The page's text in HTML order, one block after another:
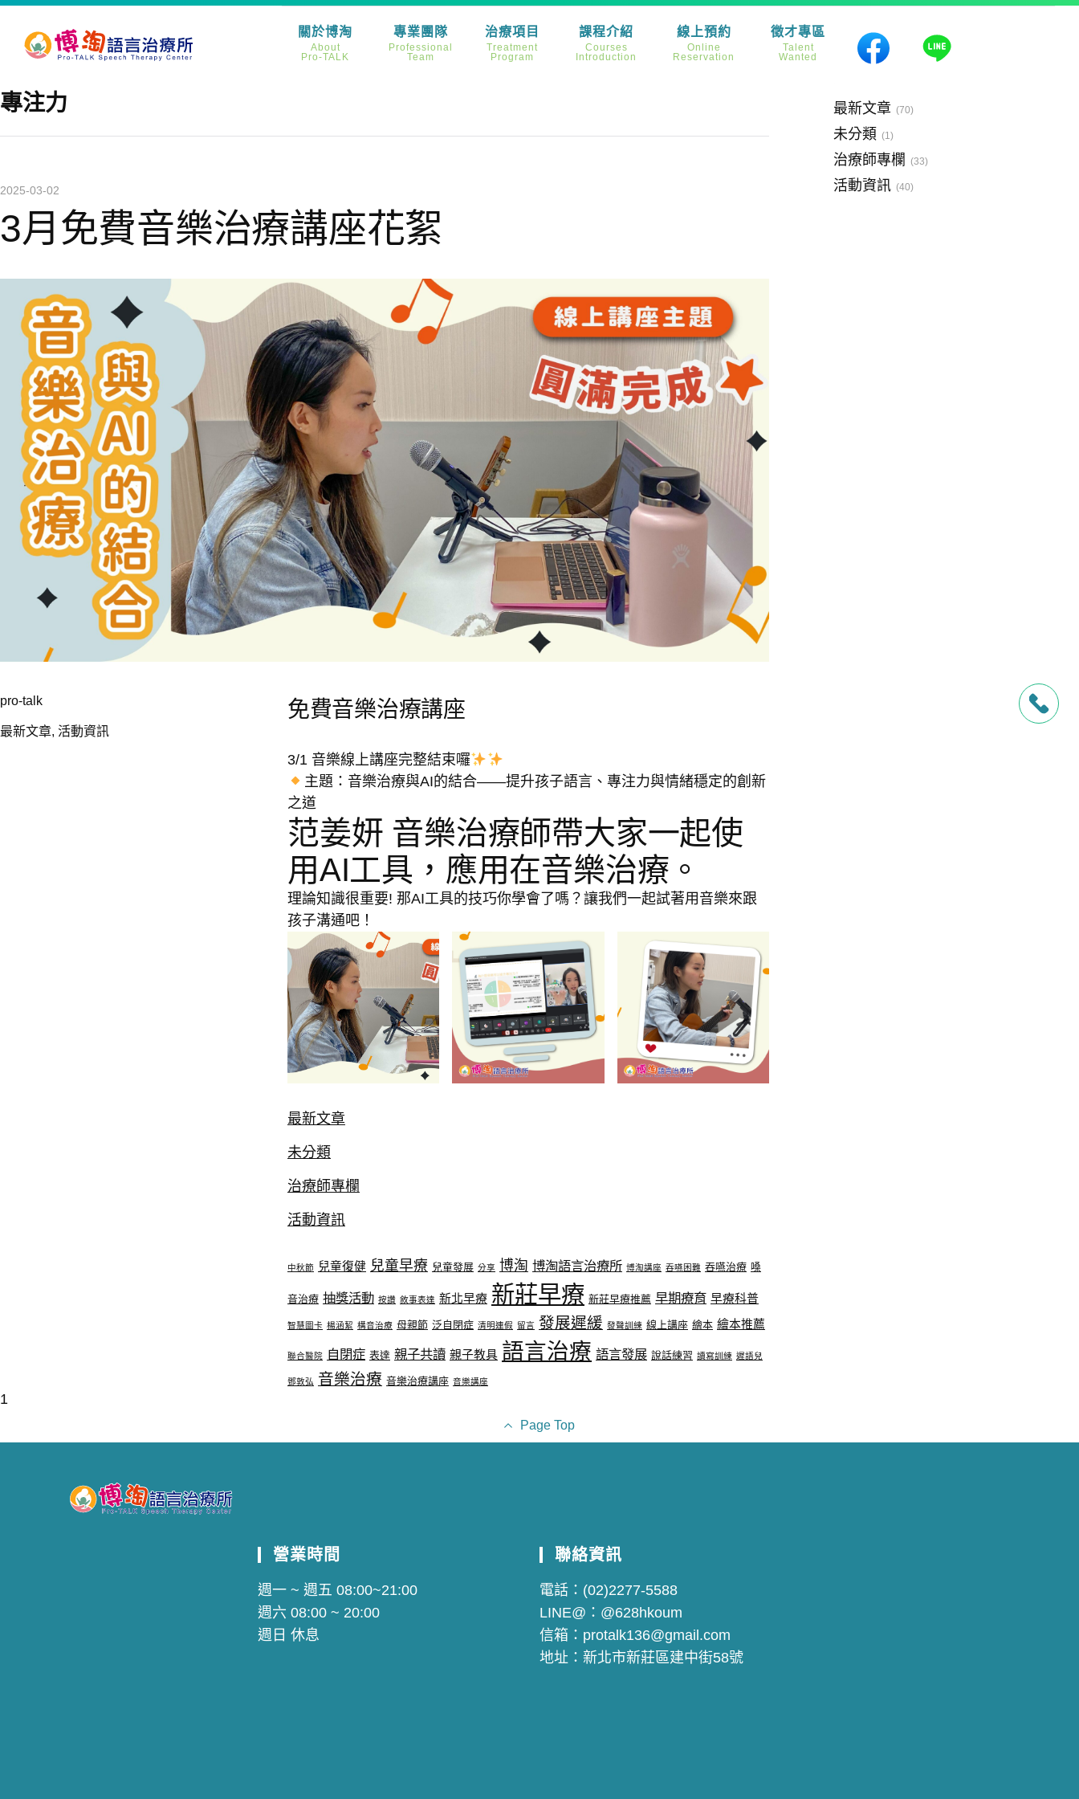
關於博淘
About
Pro-TALK
專業團隊
Professional
Team
治療項目
Treatment
Program
課程介紹
Courses
Introduction
線上預約
Online
Reservation
徵才專區
Talent
Wanted
專注力
2025-03-02
3月免費音樂治療講座花絮
pro-talk
最新文章, 活動資訊
免費音樂治療講座
3/1 音樂線上講座完整結束囉
主題：音樂治療與AI的結合——提升孩子語言、專注力與情緒穩定的創新
之道
范姜妍 音樂治療師帶大家一起使
用AI工具，應用在音樂治療。
理論知識很重要! 那AI工具的技巧你學會了嗎？讓我們一起試著用音樂來跟
孩子溝通吧！
最新文章
未分類
治療師專欄
活動資訊
中秋節 兒童復健 兒童早療 兒童發展 分享 博淘 博淘語言治療所 博淘講座 吞嚥困難 吞嚥治療 嗓
音治療 抽獎活動 按讚 敘事表達 新北早療 新莊早療 新莊早療推薦 早期療育 早療科普
智慧圖卡 楊涵絜 構音治療 母親節 泛自閉症 清明連假 留言 發展遲緩 發聲訓練 線上講座 繪本 繪本推薦
聯合醫院 自閉症 表達 親子共讀 親子教具 語言治療 語言發展 說話練習 讀寫訓練 遲語兒
鄧敦弘 音樂治療 音樂治療講座 音樂講座
1
最新文章 (70)
未分類 (1)
治療師專欄 (33)
活動資訊 (40)
Page Top
營業時間
週一 ~ 週五 08:00~21:00
週六 08:00 ~ 20:00
週日 休息
聯絡資訊
電話： (02)2277-5588
LINE@： @628hkoum
信箱： protalk136@gmail.com
地址： 新北市新莊區建中街58號